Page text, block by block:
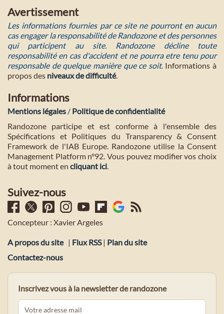
Avertissement
Les informations fournies par ce site ne pourront en aucun
cas engager la responsabilité de Randozone et des personnes
qui participent au site. Randozone décline toute
responsabilité en cas d'accident et ne pourra etre tenu pour
responsable de quelque manière que ce soit. Informations à
propos des niveaux de difficulté.
Informations
Mentions légales / Politique de confidentialité
Randozone participe et est conforme à l'ensemble des
Spécifications et Politiques du Transparency & Consent
Framework de l'IAB Europe. Randozone utilise la Consent
Management Platform n°92. Vous pouvez modifier vos choix
à tout moment en cliquant ici
Suivez-nous
Concepteur : Xavier Argeles
A propos du site | Flux RSS| Plan du site
Contactez-nous
Inscrivez vous à la newsletter de randozone